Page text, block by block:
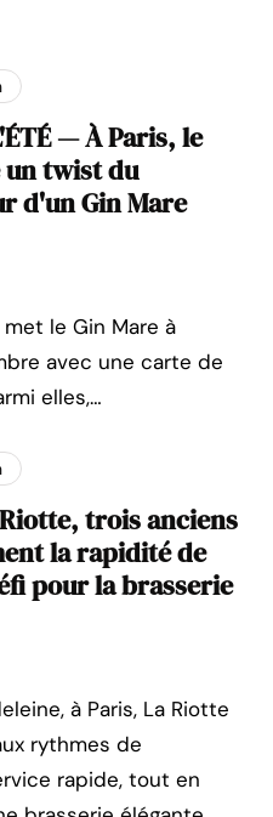
— À Paris, le
un twist du
d'un Gin Mare
met le Gin Mare à
avec une carte de
elles,…
trois anciens
la rapidité de
pour la brasserie
à Paris, La Riotte
rythmes de
rapide, tout en